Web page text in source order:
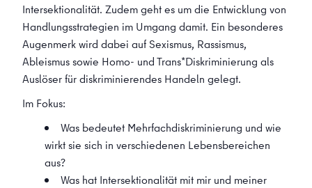
Intersektionalität. Zudem geht es um die Entwicklung von
Handlungsstrategien im Umgang damit. Ein besonderes
Augenmerk wird dabei auf Sexismus, Rassismus,
Ableismus sowie Homo- und Trans*Diskriminierung als
Auslöser für diskriminierendes Handeln gelegt.
Im Fokus:
Was bedeutet Mehrfachdiskriminierung und wie
wirkt sie sich in verschiedenen Lebensbereichen
aus?
Was hat Intersektionalität mit mir und meiner